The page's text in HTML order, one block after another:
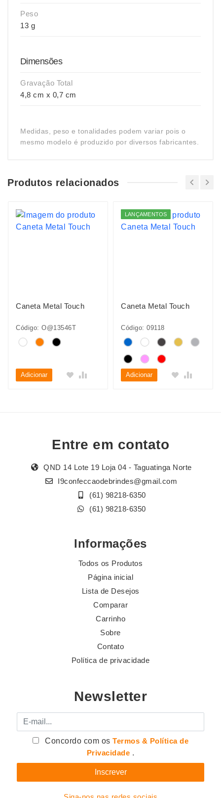
Peso
13 g
Dimensões
Gravação Total
4,8 cm x 0,7 cm
Medidas, peso e tonalidades podem variar pois o
mesmo modelo é produzido por diversos fabricantes.
Produtos relacionados
Caneta Metal Touch
Código: O@13546T
Adicionar
LANÇAMENTOS
Caneta Metal Touch
Código: 09118
Adicionar
Entre em contato
QND 14 Lote 19 Loja 04 - Taguatinga Norte
I9confeccaodebrindes@gmail.com
(61) 98218-6350
(61) 98218-6350
Informações
Todos os Produtos
Página inicial
Lista de Desejos
Comparar
Carrinho
Sobre
Contato
Política de privacidade
Newsletter
E-mail
Concordo com osTermos & Política de
Privacidade .